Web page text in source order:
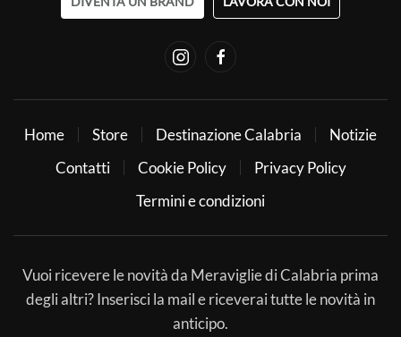
Home Store Destinazione Calabria
Notizie
Contatti
Cookie Policy
Privacy Policy
Termini e condizioni
Vuoi ricevere le novità da Meraviglie di Calabria prima
degli altri? Inserisci la mail e riceverai tutte le novità in
anticipo.